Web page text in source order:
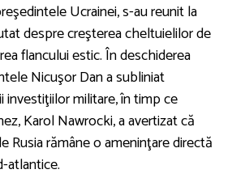
Ucrainei, s-au reunit la
despre creşterea cheltuielilor de
flancului estic. În deschiderea
Nicuşor Dana subliniat
investiţiilor militare, în timp ce
Karol Nawrocki, a avertizat că
Rusia rămâne o ameninţare directă
atlantice.